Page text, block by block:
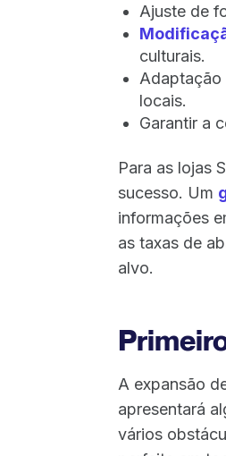
Ajuste de
culturais.
Adaptação
locais.
Garantir a
Para as lojas
sucesso. Um
informações
as taxas de
alvo.
A expansão
apresentará
vários